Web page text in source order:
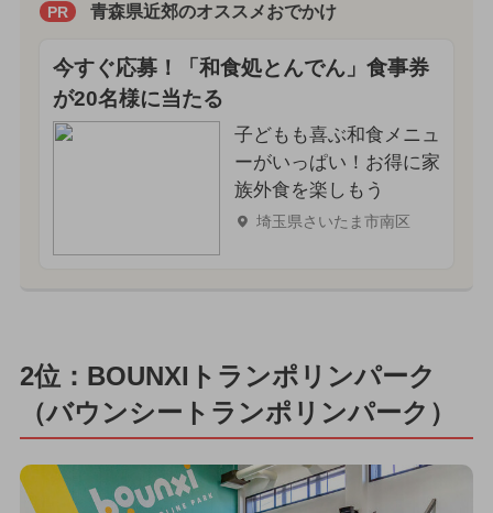
PR 青森県近郊のオススメおでかけ
今すぐ応募！「和食処とんでん」食事券
が20名様に当たる
子どもも喜ぶ和食メニュ
ーがいっぱい！お得に家
族外食を楽しもう
埼玉県さいたま市南区
2位：BOUNXIトランポリンパーク
（バウンシートランポリンパーク）